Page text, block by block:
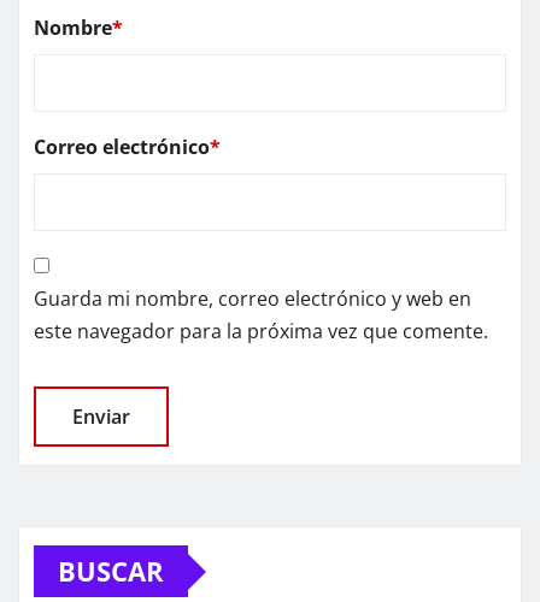
Nombre*
Correo electrónico*
Guarda mi nombre, correo electrónico y web en
este navegador para la próxima vez que comente.
BUSCAR